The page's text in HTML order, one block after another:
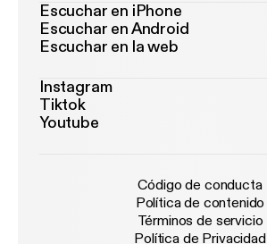
Escuchar en iPhone
Escuchar en Android
Escuchar en la web
Instagram
Tiktok
Youtube
Código de conducta
Política de contenido
Términos de servicio
Política de Privacidad